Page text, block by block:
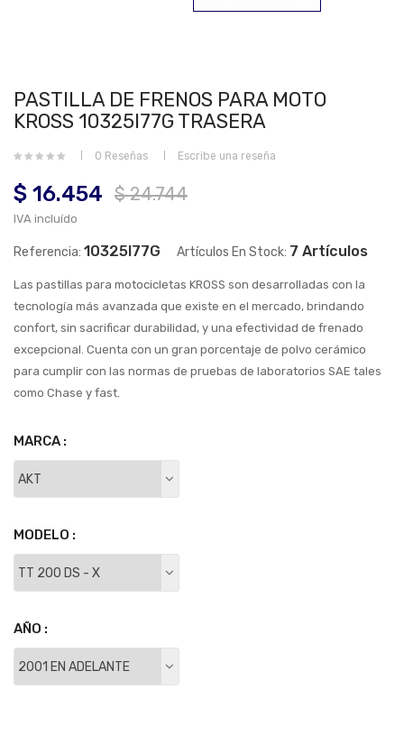
PASTILLA DE FRENOS PARA MOTO
KROSS 10325I77G TRASERA
0 Reseñas Escribe una reseña
$ 16.454 $ 24.744
IVA incluído
Referencia: 10325I77G Artículos En Stock: 7 Artículos
Las pastillas para motocicletas KROSS son desarrolladas con la
tecnología más avanzada que existe en el mercado, brindando
confort, sin sacrificar durabilidad, y una efectividad de frenado
excepcional. Cuenta con un gran porcentaje de polvo cerámico
para cumplir con las normas de pruebas de laboratorios SAE tales
como Chase y fast.
MARCA :
MODELO :
AÑO :